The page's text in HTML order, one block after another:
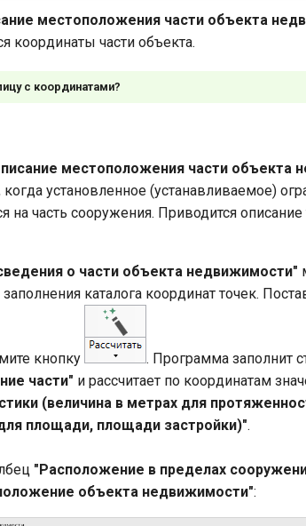
местоположения части объекта
координаты части объекта.
с координатами?
местоположения части объекта
когда установленное (устанавливаемое)
на часть сооружения. Приводится
о части объекта недвижимости"
каталога координат точек.
кнопку . Программа заполнит
части" и рассчитает по координатам
(величина в метрах для
площади, площади застройки)".
"Расположение в пределах
объекта недвижимости":